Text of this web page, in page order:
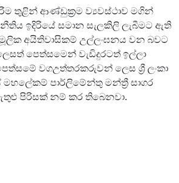
තුළින් ආණ්ඩුක්‍රම ව්‍යවස්ථාව මගින්
ඉදිරියේ සමාන සැලකිලි ලැබීමට ඇති
අයිතිවාසිකම් උල්ලංඝනය වන බවට
පෙත්සමෙන් වැඩිදුරටත් ඉල්ලා
වගඋත්තරකරුවන් ලෙස ශ්‍රී ලංකා
පාර්ලිමේන්තු මන්ත්‍රී සාගර
පිරිසක් නම් කර තිබෙනවා.